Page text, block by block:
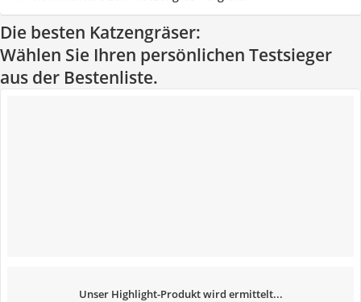
Die besten Katzengräser:
Wählen Sie Ihren persönlichen Testsieger
aus der Bestenliste.
Unser Highlight-Produkt wird ermittelt...